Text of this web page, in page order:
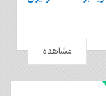
مشاهده